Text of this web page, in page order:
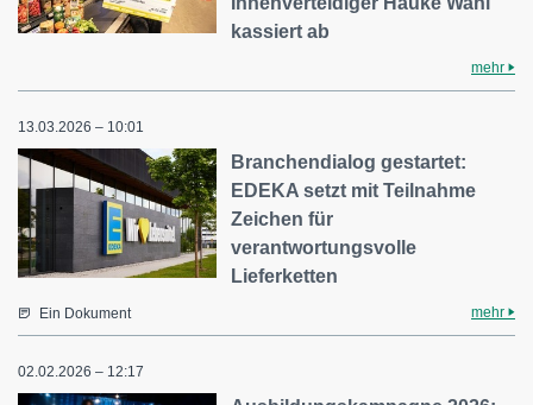
kassiert ab
mehr
13.03.2026 – 10:01
Branchendialog gestartet:
EDEKA setzt mit Teilnahme
Zeichen für
verantwortungsvolle
Lieferketten
Ein Dokument mehr
02.02.2026 – 12:17